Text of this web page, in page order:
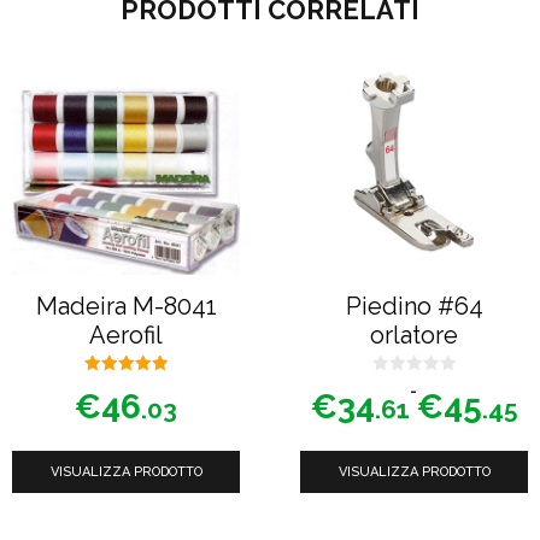
PRODOTTI CORRELATI
Madeira M-8041
Aerofil
su 5
€46.03
VISUALIZZA PRODOTTO
Piedino #64
orlatore
s
u
€34.61
-€45.45
Fascia
di
da
VISUALIZZA PRODOTTO
prodotto
varianti.
essere
pagina
del